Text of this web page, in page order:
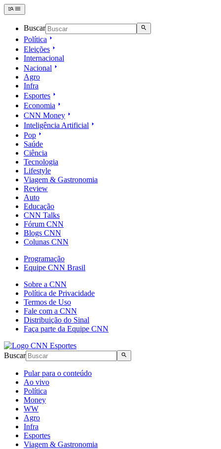
Buscar
Política
Eleições
Internacional
Nacional
Agro
Infra
Esportes
Economia
CNN Money
Inteligência Artificial
Pop
Saúde
Ciência
Tecnologia
Lifestyle
Viagem & Gastronomia
Review
Auto
Educação
CNN Talks
Fórum CNN
Blogs CNN
Colunas CNN
Programação
Equipe CNN Brasil
Sobre a CNN
Política de Privacidade
Termos de Uso
Fale com a CNN
Distribuição do Sinal
Faça parte da Equipe CNN
Buscar
Pular para o conteúdo
Ao vivo
Política
Money
WW
Agro
Infra
Esportes
Viagem & Gastronomia